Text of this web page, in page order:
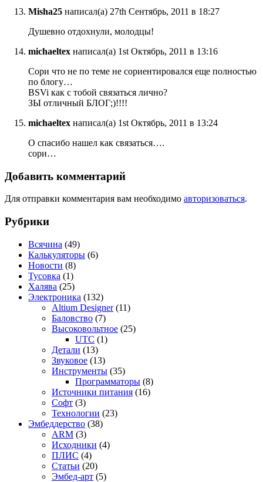
Misha25 написал(а) 27th Сентябрь, 2011 в 18:27
Душевно отдохнули, молодцы!
michaeltex написал(а) 1st Октябрь, 2011 в 13:16
Сори что не по теме не сориентировался еще полностью
по блогу…
BSVi как с тобой связаться лично?
ЗЫ отличный БЛОГ;)!!!!
michaeltex написал(а) 1st Октябрь, 2011 в 13:24
О спасибо нашел как связаться….
сори…
Добавить комментарий
Для отправки комментария вам необходимо авторизоваться.
Рубрики
Всячина (49)
Калькуляторы (6)
Новости (8)
Тусовка (1)
Халява (25)
Электроника (132)
Altium Designer(11)
Баловство (7)
Высоковольтное (25)
UTC (1)
Детали (13)
Звуковое (13)
Инструменты (35)
Программаторы (8)
Источники питания (16)
Софт (3)
Технологии (23)
Эмбеддерство (38)
ARM (3)
Исходники (4)
ПЛИС (4)
Статьи (20)
Эмбед-арт (5)